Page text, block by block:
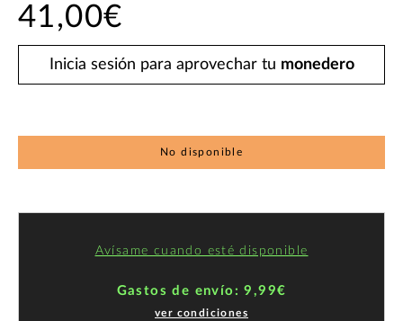
41,00€
Inicia sesión para aprovechar tu monedero
No disponible
Avísame cuando esté disponible
Gastos de envío: 9,99€
ver condiciones